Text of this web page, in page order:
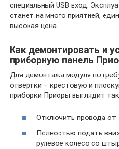
специальный USB вход.
станет на много приятней,
высокая цена.
Как демонтировать и
приборную панель
Для демонтажа модуля
отвертки – крестовую и
приборки Приоры выглядит так.
Отключить провода от
Полностью подать
рулевое колесо со